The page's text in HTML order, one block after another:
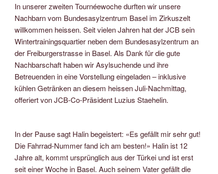
In unserer zweiten Tournéewoche durften wir unsere
Nachbarn vom Bundesasylzentrum Basel im Zirkuszelt
willkommen heissen. Seit vielen Jahren hat der JCB sein
Wintertrainingsquartier neben dem Bundesasylzentrum an
der Freiburgerstrasse in Basel. Als Dank für die gute
Nachbarschaft haben wir Asylsuchende und ihre
Betreuenden in eine Vorstellung eingeladen – inklusive
kühlen Getränken an diesem heissen Juli-Nachmittag,
offeriert von JCB-Co-Präsident Luzius Staehelin.
In der Pause sagt Halin begeistert: «Es gefällt mir sehr gut!
Die Fahrrad-Nummer fand ich am besten!» Halin ist 12
Jahre alt, kommt ursprünglich aus der Türkei und ist erst
seit einer Woche in Basel. Auch seinem Vater gefällt die